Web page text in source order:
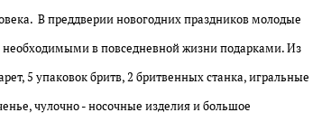
В преддверии новогодних праздников молодые
в повседневной жизни подарками. Из
5 упаковок бритв, 2 бритвенных станка, игральные
чулочно - носочные изделия и большое